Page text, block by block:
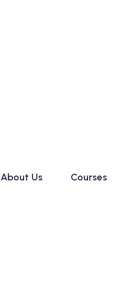
About Us Courses